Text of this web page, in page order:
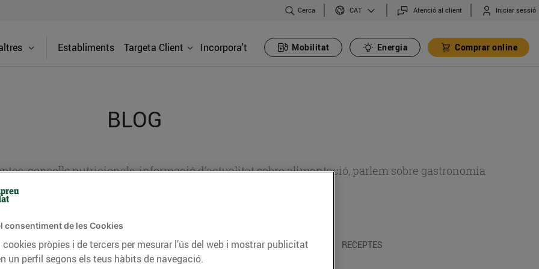
Cerca CAT Atenció al client Iniciar sessió
Establiments Targeta Client Incorpora't Mobilitat Energia Comprar online
BLOG
consells nutricionals, informació d’actualitat sobre alimentació, parlem sobre gastronomia
CONSELLS I HÀBITS SALUDABLES ENERGIA GASTRONOMIA I TRADICIONS RECEPTES
consentiment de les Cookies
pròpies i de tercers per mesurar l’ús del web i mostrar publicitat
un perfil segons els teus hàbits de navegació.